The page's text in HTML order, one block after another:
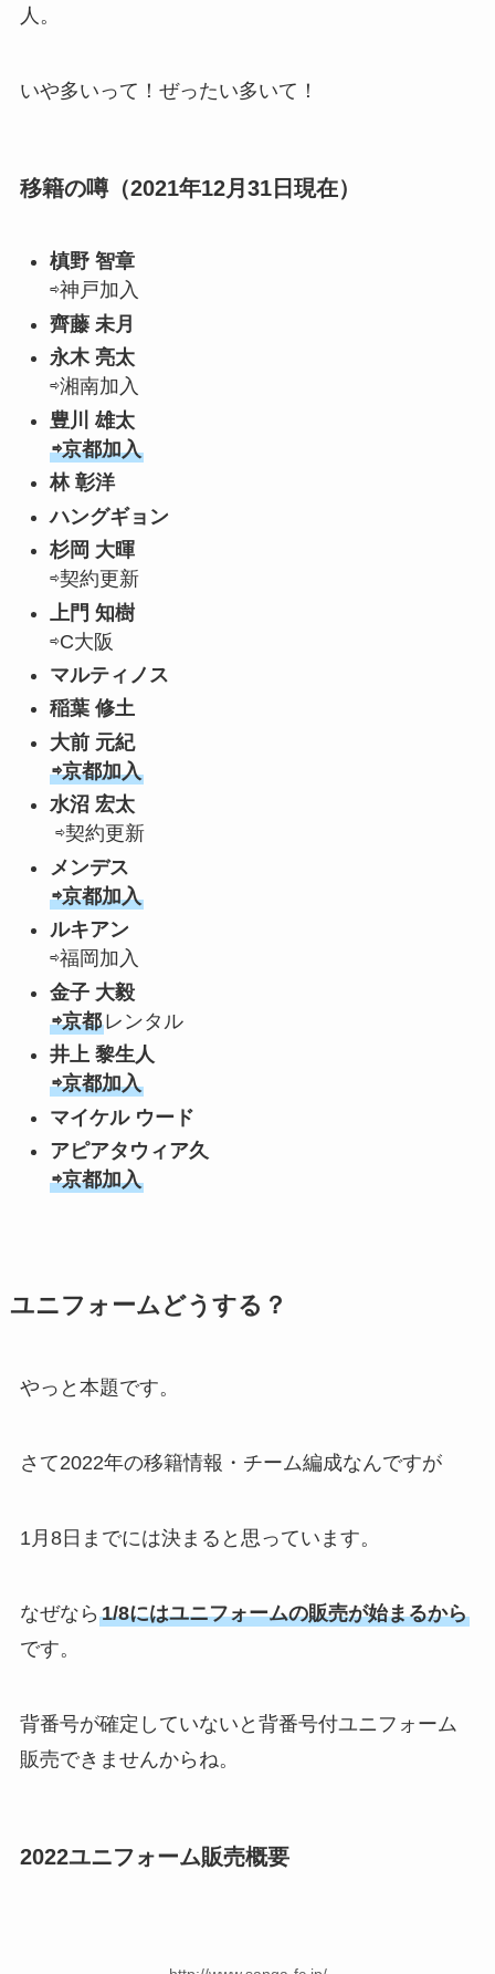
人。
いや多いって！ぜったい多いて！
移籍の噂（2021年12月31日現在）
槙野 智章
⇨神戸加入
齊藤 未月
永木 亮太
⇨湘南加入
豊川 雄太
⇨京都加入
林 彰洋
ハングギョン
杉岡 大暉
⇨契約更新
上門 知樹
⇨C大阪
マルティノス
稲葉 修土
大前 元紀
⇨京都加入
水沼 宏太
⇨契約更新
メンデス
⇨京都加入
ルキアン
⇨福岡加入
金子 大毅
⇨京都レンタル
井上 黎生人
⇨京都加入
マイケル ウード
アピアタウィア久
⇨京都加入
ユニフォームどうする？
やっと本題です。
さて2022年の移籍情報・チーム編成なんですが
1月8日までには決まると思っています。
なぜなら 1/8にはユニフォームの販売が始まるから
です。
背番号が確定していないと背番号付ユニフォーム
販売できませんからね。
2022ユニフォーム販売概要